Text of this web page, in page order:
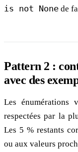
is not None de
Pattern 2 :
avec des
Les énumérations
respectées par la
Les 5 % restants
ou aux valeurs